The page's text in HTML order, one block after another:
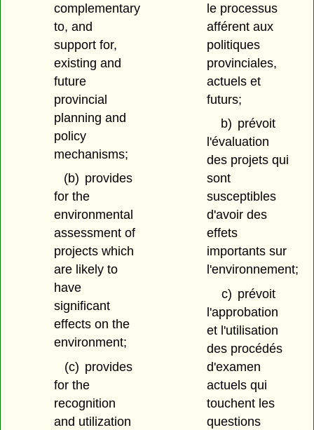
complementary
to, and
support for,
existing and
future
provincial
planning and
policy
mechanisms;
(b) provides
for the
environmental
assessment of
projects which
are likely to
have
significant
effects on the
environment;
(c) provides
for the
recognition
and utilization
le processus
afférent aux
politiques
provinciales,
actuels et
futurs;
b) prévoit
l'évaluation
des projets qui
sont
susceptibles
d'avoir des
effets
importants sur
l'environnement;
c) prévoit
l'approbation
et l'utilisation
des procédés
d'examen
actuels qui
touchent les
questions